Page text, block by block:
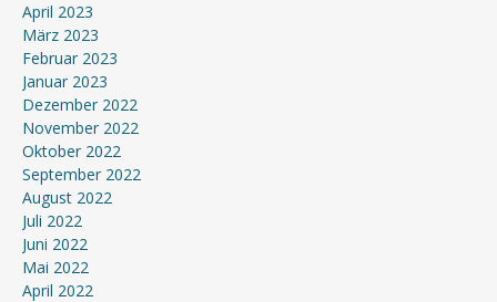
April 2023
März 2023
Februar 2023
Januar 2023
Dezember 2022
November 2022
Oktober 2022
September 2022
August 2022
Juli 2022
Juni 2022
Mai 2022
April 2022